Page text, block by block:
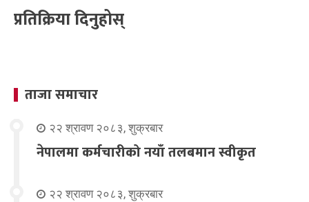
प्रतिक्रिया दिनुहोस्
ताजा समाचार
२२ श्रावण २०८३, शुक्रबार
नेपालमा कर्मचारीको नयाँ तलबमान स्वीकृत
२२ श्रावण २०८३, शुक्रबार